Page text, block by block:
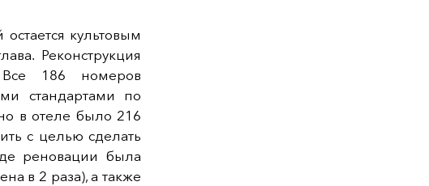
культовым
Реконструкция
Все 186 номеров
стандартами по
в отеле было 216
с целью сделать
реновации была
в 2 раза), а также